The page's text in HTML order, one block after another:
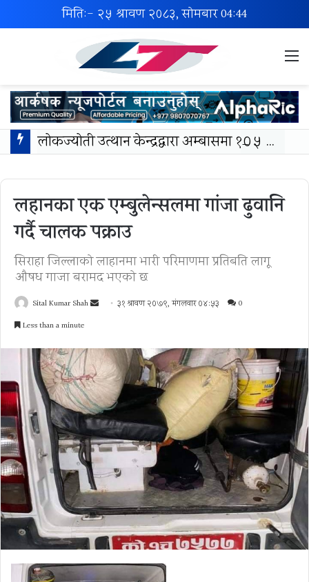
मिति:- २५ श्रावण २०८३, सोमबार04:44
लोकज्योती उत्थान केन्द्रद्वारा अम्बासमा १०५ विपन्न विद्यार्थीलाई शैक्षिक तथा खेलकुद सामग्री वितरण
लहानका एक एम्बुलेन्सलमा गांजा ढुवानि
गर्दै चालक पक्राउ
सिराहा जिल्लाको लाहानमा भारी परिमाणमा प्रतिबन्धित लागू
औषध गाजा बरामद भएको छ
Sital Kumar Shah
Send ३१ श्रावण २०७९, मंगलवार ०४:५३
0
Less than a minute